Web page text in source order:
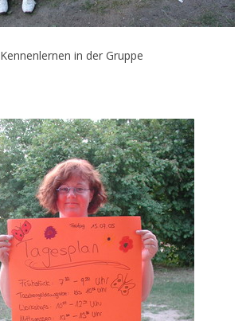
Kennenlernen in der Gruppe